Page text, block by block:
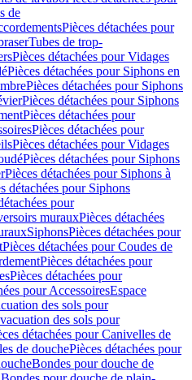
de
Pièces détachées pour
Tubes de trop-
Pièces détachées pour Vidages
Pièces détachées pour Siphons en
Pièces détachées pour Siphons
Pièces détachées pour Siphons
Pièces détachées pour
Pièces détachées pour
Pièces détachées pour Vidages
Pièces détachées pour Siphons
Pièces détachées pour Siphons à
détachées pour Siphons
pour
murauxPièces détachées
SiphonsPièces détachées pour
Pièces détachées pour Coudes de
Pièces détachées pour
Pièces détachées pour
pour AccessoiresEspace
des sols pour
des sols pour
détachées pour Canivelles de
de douchePièces détachées pour
Bondes pour douche de